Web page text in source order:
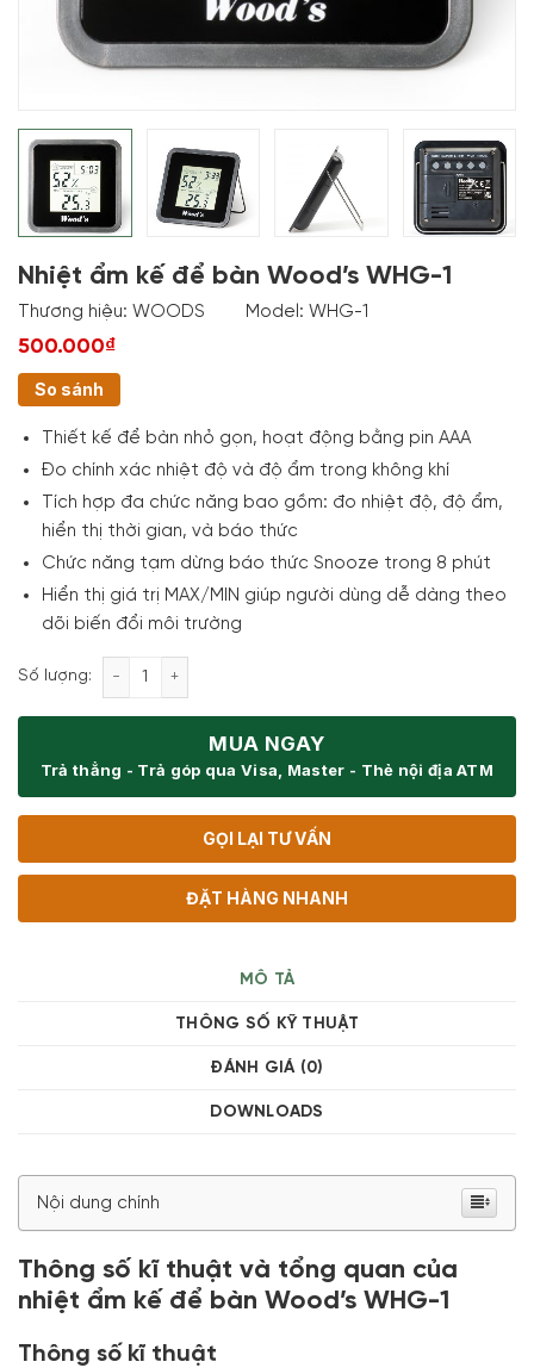
Nhiệt ẩm kế để bàn Wood’s WHG-1
Thương hiệu: WOODS Model: WHG-1
500.000₫
So sánh
Thiết kế để bàn nhỏ gọn, hoạt động bằng pin AAA
Đo chính xác nhiệt độ và độ ẩm trong không khí
Tích hợp đa chức năng bao gồm: đo nhiệt độ, độ ẩm,
hiển thị thời gian, và báo thức
Chức năng tạm dừng báo thức Snooze trong 8 phút
Hiển thị giá trị MAX/MIN giúp người dùng dễ dàng theo
dõi biến đổi môi trường
Số lượng: Nhiệt ẩm kế để bàn Wood's WHG-1 số lượng
MUA NGAY
Trả thẳng - Trả góp qua Visa, Master - Thẻ nội địa ATM
GỌI LẠI TƯ VẤN
ĐẶT HÀNG NHANH
MÔ TẢ
THÔNG SỐ KỸ THUẬT
ĐÁNH GIÁ (0)
DOWNLOADS
Nội dung chính
Thông số kĩ thuật và tổng quan của
nhiệt ẩm kế để bàn Wood’s WHG-1
Thông số kĩ thuật